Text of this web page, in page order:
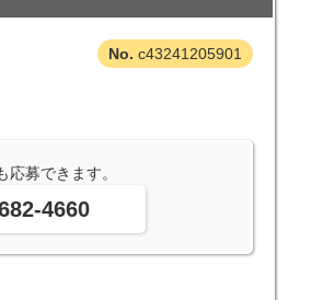
c43241205901
応募できます。
4660